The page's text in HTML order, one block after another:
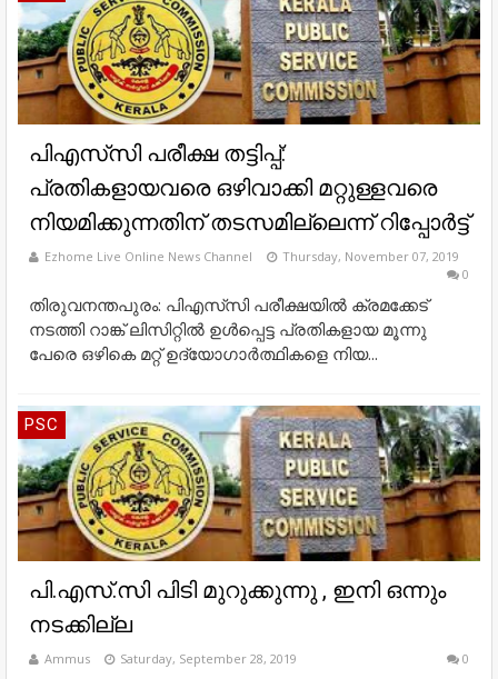
പിഎസ്‌സി പരീക്ഷ തട്ടിപ്പ്:
പ്രതികളായവരെ ഒഴിവാക്കി മറ്റുള്ളവരെ
നിയമിക്കുന്നതിന് തടസമില്ലെന്ന് റിപ്പോര്‍ട്ട്
Ezhome Live Online News Channel
Thursday, November 07, 2019
0
തിരുവനന്തപുരം: പിഎസ്‌സി പരീക്ഷയിൽ ക്രമക്കേട്
നടത്തി റാങ്ക് ലിസിറ്റിൽ ഉൾപ്പെട്ട പ്രതികളായ മൂന്നു
പേരെ ഒഴികെ മറ്റ് ഉദ്യോഗാര്‍ത്ഥികളെ നിയ...
PSC
പി.എസ്.സി പിടി മുറുക്കുന്നു , ഇനി ഒന്നും
നടക്കില്ല
Ammus Saturday, September 28, 2019 0